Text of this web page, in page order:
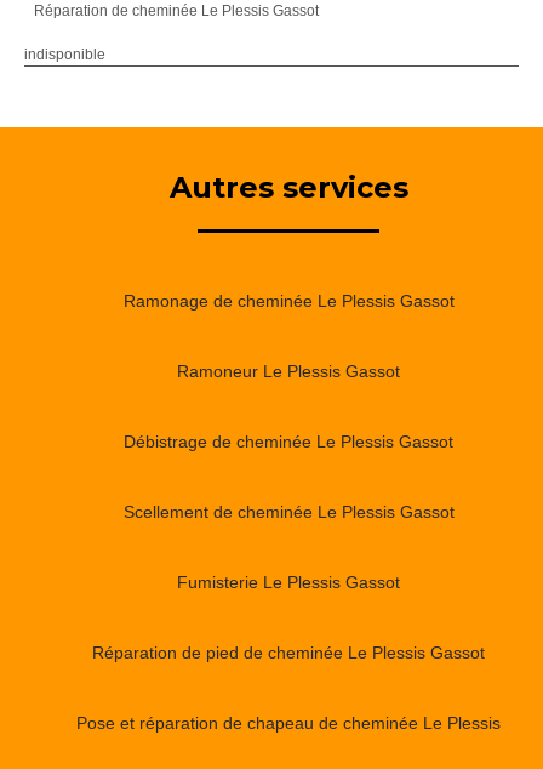
Réparation de cheminée Le Plessis Gassot
indisponible
Autres services
Ramonage de cheminée Le Plessis Gassot
Ramoneur Le Plessis Gassot
Débistrage de cheminée Le Plessis Gassot
Scellement de cheminée Le Plessis Gassot
Fumisterie Le Plessis Gassot
Réparation de pied de cheminée Le Plessis Gassot
Pose et réparation de chapeau de cheminée Le Plessis